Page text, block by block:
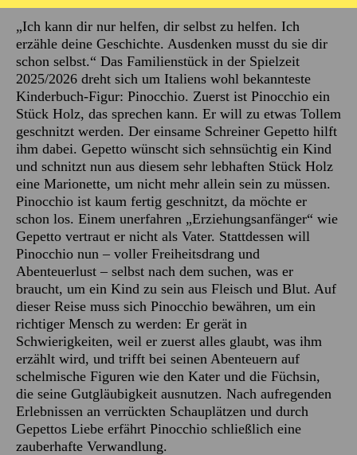
„Ich kann dir nur helfen, dir selbst zu helfen. Ich
erzähle deine Geschichte. Ausdenken musst du sie dir
schon selbst.“ Das Familienstück in der Spielzeit
2025/2026 dreht sich um Italiens wohl bekannteste
Kinderbuch-Figur: Pinocchio. Zuerst ist Pinocchio ein
Stück Holz, das sprechen kann. Er will zu etwas Tollem
geschnitzt werden. Der einsame Schreiner Gepetto hilft
ihm dabei. Gepetto wünscht sich sehnsüchtig ein Kind
und schnitzt nun aus diesem sehr lebhaften Stück Holz
eine Marionette, um nicht mehr allein sein zu müssen.
Pinocchio ist kaum fertig geschnitzt, da möchte er
schon los. Einem unerfahren „Erziehungsanfänger“ wie
Gepetto vertraut er nicht als Vater. Stattdessen will
Pinocchio nun – voller Freiheitsdrang und
Abenteuerlust – selbst nach dem suchen, was er
braucht, um ein Kind zu sein aus Fleisch und Blut. Auf
dieser Reise muss sich Pinocchio bewähren, um ein
richtiger Mensch zu werden: Er gerät in
Schwierigkeiten, weil er zuerst alles glaubt, was ihm
erzählt wird, und trifft bei seinen Abenteuern auf
schelmische Figuren wie den Kater und die Füchsin,
die seine Gutgläubigkeit ausnutzen. Nach aufregenden
Erlebnissen an verrückten Schauplätzen und durch
Gepettos Liebe erfährt Pinocchio schließlich eine
zauberhafte Verwandlung.